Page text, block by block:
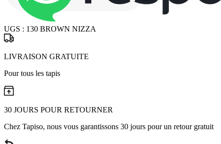
UGS : 130 BROWN NIZZA
LIVRAISON GRATUITE
Pour tous les tapis
30 JOURS POUR RETOURNER
Chez Tapiso, nous vous garantissons 30 jours pour un retour gratuit